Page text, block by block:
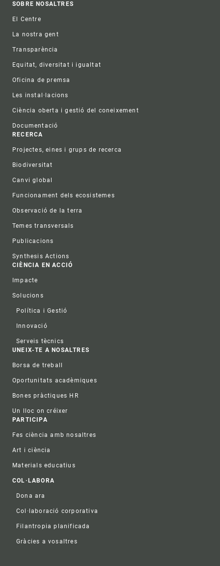
Footer
SOBRE NOSALTRES
El Centre
La nostra gent
Transparència
Equitat, diversitat i igualtat
Oficina de premsa
Les instal·lacions
Ciència oberta i gestió del coneixement
Documentació
RECERCA
Projectes, eines i grups de recerca
Biodiversitat
Canvi global
Funcionament dels ecosistemes
Observació de la terra
Temes transversals
Publicacions
Synthesis Actions
CIÈNCIA EN ACCIÓ
Impacte
Solucions
Política i Gestió
Innovació
Serveis tècnics
UNEIX-TE A NOSALTRES
Borsa de treball
Oportunitats acadèmiques
Bones pràctiques HR
Un lloc on créixer
PARTICIPA
Fes ciència amb nosaltres
Art i ciència
Materials educatius
COL·LABORA
Dona ara
Col·laboració corporativa
Filantropia planificada
Gràcies a vosaltres